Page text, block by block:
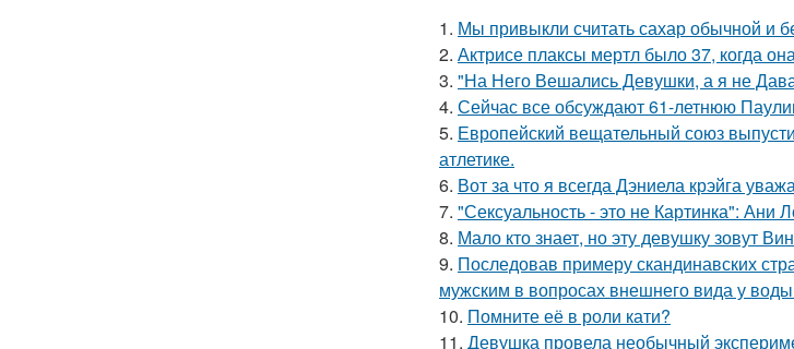
1. Мы привыкли считать сахар обычной и
2. Актрисе плаксы мертл было 37, когда
3. "На Него Вешались Девушки, а я не
4. Сейчас все обсуждают 61-летнюю
5. Европейский вещательный союз
атлетике.
6. Вот за что я всегда Дэниела крэйга
7. "Сексуальность - это не Картинка": Ани
8. Мало кто знает, но эту девушку зовут
9. Последовав примеру скандинавских
мужским в вопросах внешнего вида у
10. Помните её в роли кати?
11. Девушка провела необычный